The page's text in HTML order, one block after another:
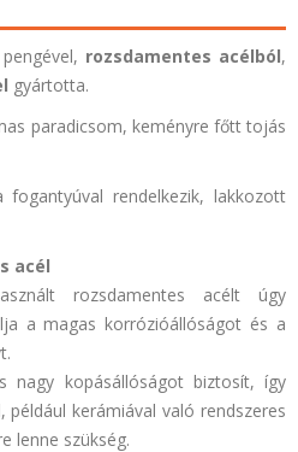
rozsdamentes acélból,
gyártotta.
paradicsom, keményre főtt tojás
rendelkezik, lakkozott
acél
rozsdamentes acélt úgy
a magas korrózióállóságot és a
nagy kopásállóságot biztosít, így
például kerámiával való rendszeres
lenne szükség.